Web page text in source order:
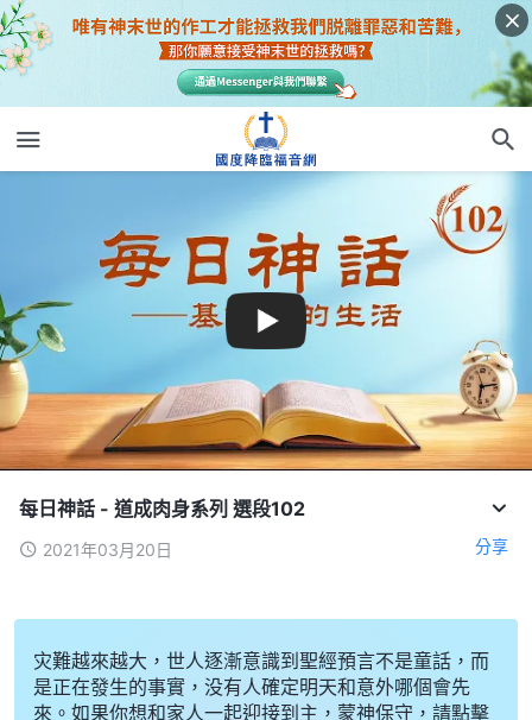
每日神話 - 道成肉身系列 選段102
2021年03月20日 分享
灾難越來越大，世人逐漸意識到聖經預言不是童話，而
是正在發生的事實，没有人確定明天和意外哪個會先
來。如果你想和家人一起迎接到主，蒙神保守，請點擊